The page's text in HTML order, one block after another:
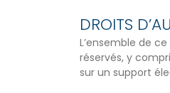
DROITS
L’ensemble de
réservés, y
sur un support